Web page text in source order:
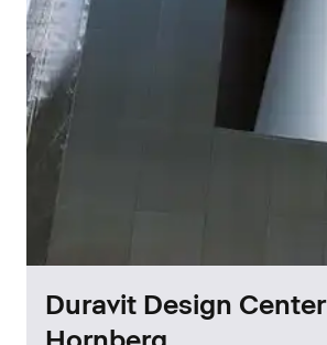
Duravit Design Center